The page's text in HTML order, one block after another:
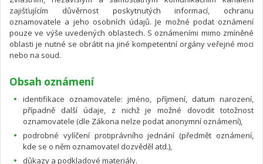
zajišťujícím důvěrnost poskytnutých informací, ochranu
oznamovatele a jeho osobních údajů. Je možné podat oznámení
pouze ve výše uvedených oblastech. S oznámeními mimo zmíněné
oblasti je nutné se obrátit na jiné kompetentní orgány veřejné moci
nebo na soud.
Obsah oznámení
identifikace oznamovatele: jméno, příjmení, datum narození,
případně další údaje, z nichž je možné dovodit totožnost
oznamovatele (dle Zákona nelze podat anonymní oznámení),
podrobné vylíčení protiprávního jednání (předmět oznámení,
kde se o něm oznamovatel dozvěděl atd.),
důkazy a podkladové materiály.